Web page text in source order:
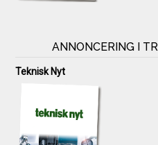
ANNONCERING I
Teknisk Nyt